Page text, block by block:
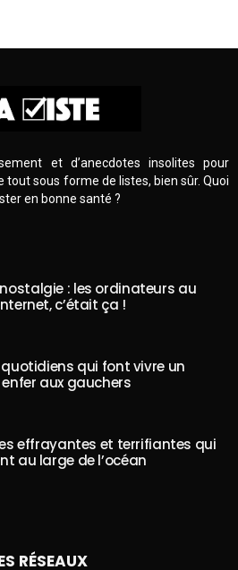
et d’anecdotes insolites pour
tout sous forme de listes, bien sûr. Quoi
en bonne santé ?
: les ordinateurs au
c’était ça !
quotidiens qui font vivre un
aux gauchers
effrayantes et terrifiantes qui
au large de l’océan
RÉSEAUX